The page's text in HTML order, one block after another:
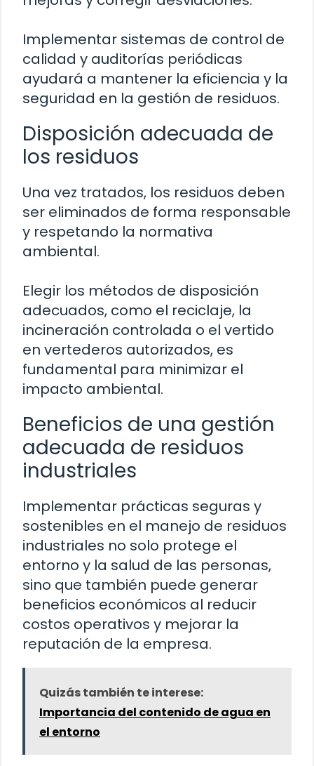
Implementar sistemas de control de
calidad y auditorías periódicas
ayudará a mantener la eficiencia y la
seguridad en la gestión de residuos.
Disposición adecuada de
los residuos
Una vez tratados, los residuos deben
ser eliminados de forma responsable
y respetando la normativa
ambiental.
Elegir los métodos de disposición
adecuados, como el reciclaje, la
incineración controlada o el vertido
en vertederos autorizados, es
fundamental para minimizar el
impacto ambiental.
Beneficios de una gestión
adecuada de residuos
industriales
Implementar prácticas seguras y
sostenibles en el manejo de residuos
industriales no solo protege el
entorno y la salud de las personas,
sino que también puede generar
beneficios económicos al reducir
costos operativos y mejorar la
reputación de la empresa.
Quizás también te interese:
Importancia del contenido de agua en
el entorno